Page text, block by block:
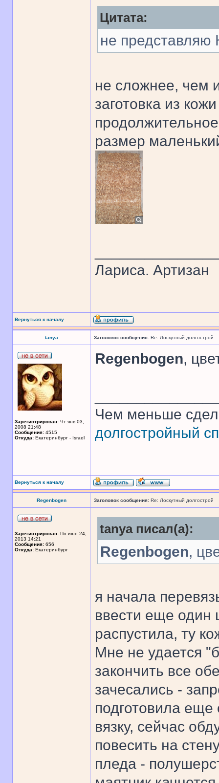
Цитата:
не представляю
не сложнее, чем
заготовка из
размер
Лариса. Артизан
Вернуться к началу
tanya Заголовок сообщения: Re: Лоскутный долгострой
Зарегистрирован: Чт янв 03,
2008 21:48
Сообщения: 4515
Откуда: Екатеринбург - Israel
Regenbogen,
Чем меньше
долгостройный
Вернуться к началу
Regenbogen Заголовок сообщения: Re: Лоскутный долгострой
Зарегистрирован: Пн июн 24,
2013 14:21
Сообщения: 656
Откуда: Екатеринбург
tanya писал(а):
Regenbogen,
я начала
ввести еще один
распустила, ту
Мне не удается
закончить все
зачесались -
подготовила еще
вязку, сейчас
повесить на
пледа -